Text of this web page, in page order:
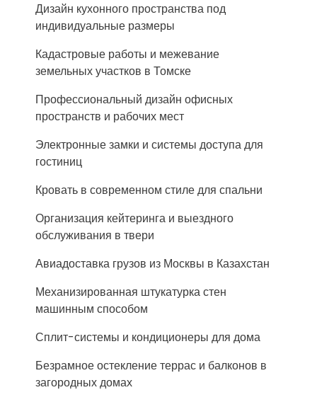
Дизайн кухонного пространства под
индивидуальные размеры
Кадастровые работы и межевание
земельных участков в Томске
Профессиональный дизайн офисных
пространств и рабочих мест
Электронные замки и системы доступа для
гостиниц
Кровать в современном стиле для спальни
Организация кейтеринга и выездного
обслуживания в твери
Авиадоставка грузов из Москвы в Казахстан
Механизированная штукатурка стен
машинным способом
Сплит-системы и кондиционеры для дома
Безрамное остекление террас и балконов в
загородных домах